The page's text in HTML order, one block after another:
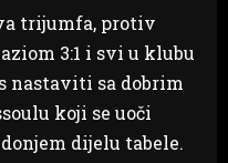
trijumfa, protiv
3:1 i svi u klubu
nastaviti sa dobrim
koji se uoči
dijelu tabele.